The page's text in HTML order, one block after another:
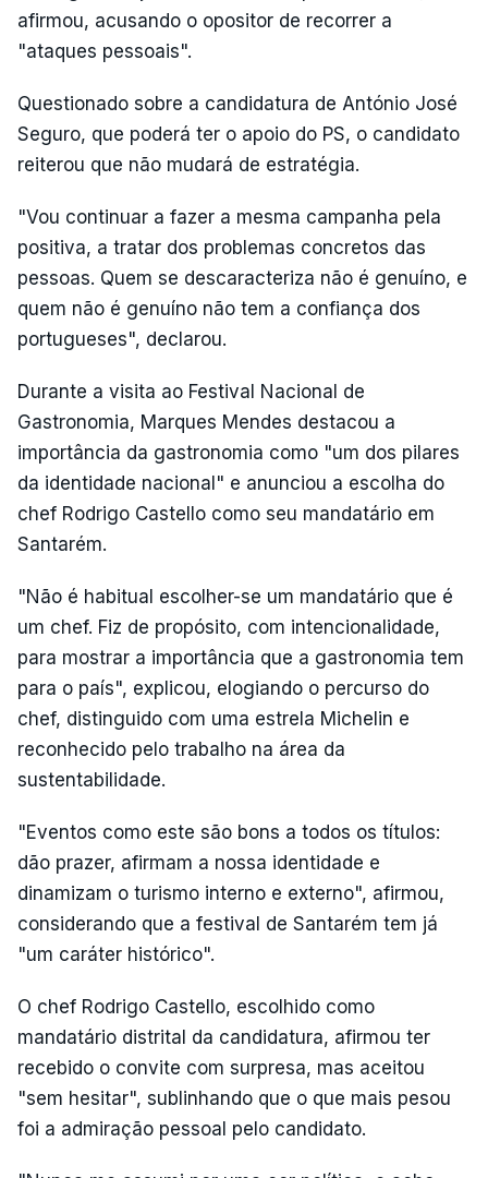
afirmou, acusando o opositor de recorrer a
"ataques pessoais".
Questionado sobre a candidatura de António José
Seguro, que poderá ter o apoio do PS, o candidato
reiterou que não mudará de estratégia.
"Vou continuar a fazer a mesma campanha pela
positiva, a tratar dos problemas concretos das
pessoas. Quem se descaracteriza não é genuíno, e
quem não é genuíno não tem a confiança dos
portugueses", declarou.
Durante a visita ao Festival Nacional de
Gastronomia, Marques Mendes destacou a
importância da gastronomia como "um dos pilares
da identidade nacional" e anunciou a escolha do
chef Rodrigo Castello como seu mandatário em
Santarém.
"Não é habitual escolher-se um mandatário que é
um chef. Fiz de propósito, com intencionalidade,
para mostrar a importância que a gastronomia tem
para o país", explicou, elogiando o percurso do
chef, distinguido com uma estrela Michelin e
reconhecido pelo trabalho na área da
sustentabilidade.
"Eventos como este são bons a todos os títulos:
dão prazer, afirmam a nossa identidade e
dinamizam o turismo interno e externo", afirmou,
considerando que a festival de Santarém tem já
"um caráter histórico".
O chef Rodrigo Castello, escolhido como
mandatário distrital da candidatura, afirmou ter
recebido o convite com surpresa, mas aceitou
"sem hesitar", sublinhando que o que mais pesou
foi a admiração pessoal pelo candidato.